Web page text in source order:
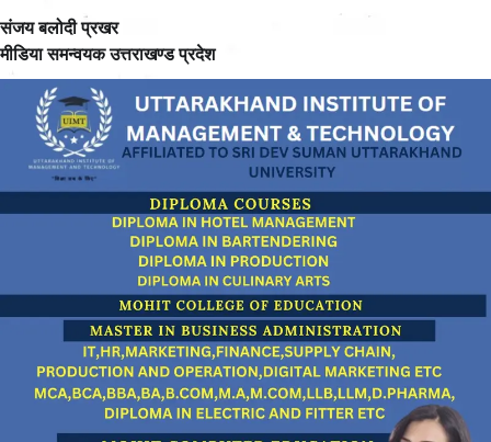
संजय बलोदी प्रखर
मीडिया समन्वयक उत्तराखण्ड प्रदेश